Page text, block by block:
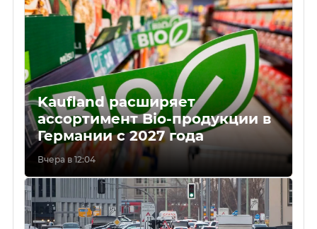
Kaufland расширяет
ассортимент Bio-продукции в
Германии с 2027 года
Вчера в 12:04